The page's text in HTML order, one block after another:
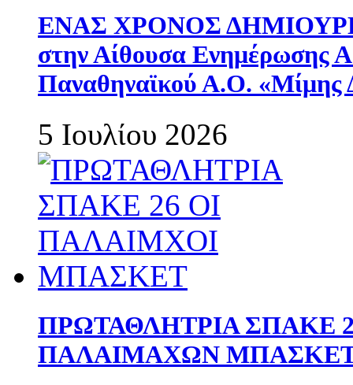
ΕΝΑΣ ΧΡΟΝΟΣ
στην Αίθουσα Ενημέρωσης
Παναθηναϊκού Α.Ο. «Μίμης
5 Ιουλίου 2026
ΠΡΩΤΑΘΛΗΤΡΙΑ ΣΠΑΚΕ
ΠΑΛΑΙΜΑΧΩΝ